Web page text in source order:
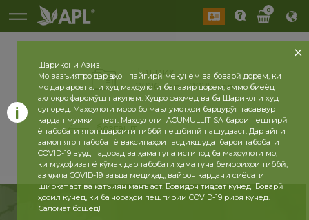
0
Таърих
2026 сол 2025 сол
бозгашт
Шарикони Азиз!
Мо вазъиятро дар ҷаҳон пайгирӣ мекунем ва боварӣ дорем, ки
мо дар арсенали худ маҳсулоти беназир дорем, аммо биеёд
ахлоқро фаромӯш накунем. Худро фаҳмед ва ба Шарикони худ
супоред. Маҳсулоти моро бо маълумотҳои бардурӯғ тасаввур
кардан мумкин нест. Маҳсулоти ACUMULLIT SA барои пешгирӣ
ё табобати ягон шароити тиббӣ пешбинӣ нашудааст. Дар айни
замон ягон табобат ё ваксинаҳои тасдиқшуда барои табобати
COVID-19 вуҷуд надорад ва ҳама гуна истинод ба маҳсулоти мо,
ки муҳофизат ё кӯмак дар табобати ҳама гуна бемориҳои тиббӣ,
аз ҷумла COVID-19 ваъда медиҳад, вайрон кардани сиёсати
ширкат аст ва қатъиян манъ аст. Бовиҷдон тиҷорат кунед! Боварӣ
ҳосил кунед, ки ба чораҳои пешгирии COVID-19 риоя кунед.
Саломат бошед!